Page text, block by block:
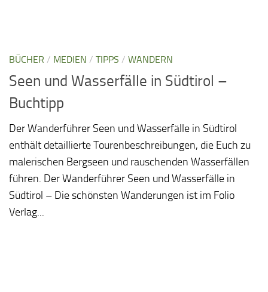
BÜCHER / MEDIEN / TIPPS / WANDERN
Seen und Wasserfälle in Südtirol –
Buchtipp
Der Wanderführer Seen und Wasserfälle in Südtirol
enthält detaillierte Tourenbeschreibungen, die Euch zu
malerischen Bergseen und rauschenden Wasserfällen
führen. Der Wanderführer Seen und Wasserfälle in
Südtirol – Die schönsten Wanderungen ist im Folio
Verlag...